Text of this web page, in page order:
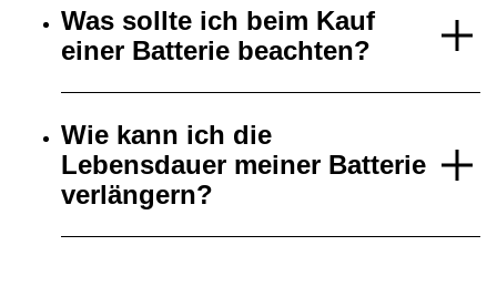
Was sollte ich beim Kauf
einer Batterie beachten?
Wie kann ich die
Lebensdauer meiner Batterie
verlängern?